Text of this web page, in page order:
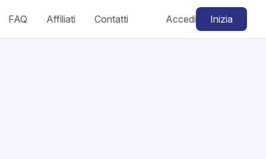
FAQ Affiliati Contatti Accedi Inizia